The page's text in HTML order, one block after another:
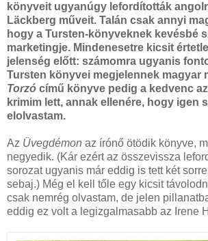
könyveit ugyanúgy lefordították
Läckberg műveit. Talán csak annyi
hogy a Tursten-könyveknek kevésbé
marketingje. Mindenesetre kicsit
jelenség előtt: számomra ugyanis
Tursten könyvei megjelennek magyar
Torzó című könyve pedig a kedvenc
krimim lett, annak ellenére, hogy igen
elolvastam.
Az Üvegdémon az írónő ötödik könyve,
negyedik. (Kár ezért az összevissza
sorozat ugyanis már eddig is tett két
sebaj.) Még el kell tőle egy kicsit
csak nemrég olvastam, de jelen
eddig ez volt a legizgalmasabb az Irene